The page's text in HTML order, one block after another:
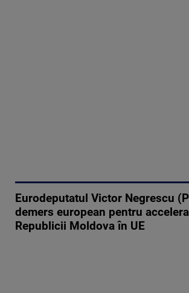
Eurodeputatul Victor Negrescu
demers european pentru
Republicii Moldova în UE